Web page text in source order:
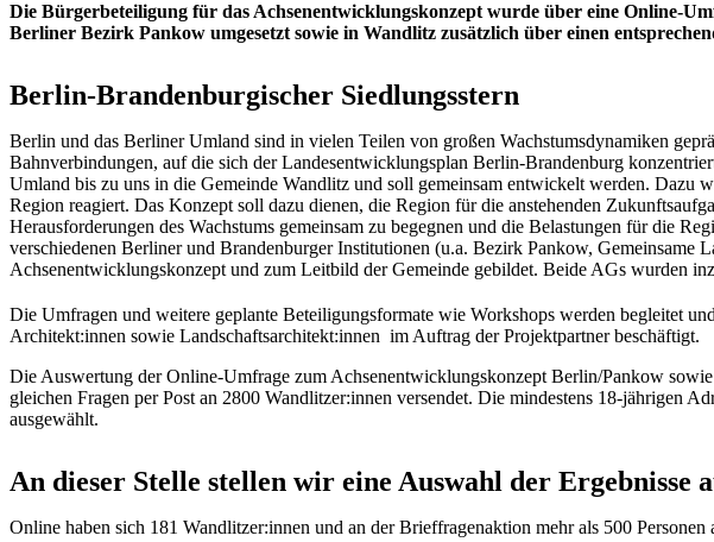
Die Bürgerbeteiligung für das Achsenentwicklungskonzept wurde über eine Online-
Berliner Bezirk Pankow umgesetzt sowie in Wandlitz zusätzlich über einen
Berlin-Brandenburgischer Siedlungsstern
Berlin und das Berliner Umland sind in vielen Teilen von großen Wachstumsdynamiken
Bahnverbindungen, auf die sich der Landesentwicklungsplan Berlin-Brandenburg
Umland bis zu uns in die Gemeinde Wandlitz und soll gemeinsam entwickelt werden. Dazu
Region reagiert. Das Konzept soll dazu dienen, die Region für die anstehenden
Herausforderungen des Wachstums gemeinsam zu begegnen und die Belastungen für die
verschiedenen Berliner und Brandenburger Institutionen (u.a. Bezirk Pankow,
Achsenentwicklungskonzept und zum Leitbild der Gemeinde gebildet. Beide AGs wurden
Die Umfragen und weitere geplante Beteiligungsformate wie Workshops werden begleitet
Architekt:innen sowie Landschaftsarchitekt:innen im Auftrag der Projektpartner beschäftigt.
Die Auswertung der Online-Umfrage zum Achsenentwicklungskonzept Berlin/Pankow
gleichen Fragen per Post an 2800 Wandlitzer:innen versendet. Die mindestens 18-jährigen
ausgewählt.
An dieser Stelle stellen wir eine Auswahl der Ergebnisse
Online haben sich 181 Wandlitzer:innen und an der Brieffragenaktion mehr als 500